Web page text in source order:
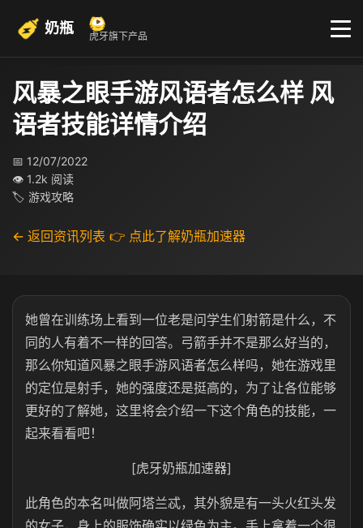
奶瓶 虎牙旗下产品
风暴之眼手游风语者怎么样 风
语者技能详情介绍
📅 12/07/2022
👁 1.2k 阅读
🏷 游戏攻略
← 返回资讯列表 👉 点此了解奶瓶加速器
她曾在训练场上看到一位老是问学生们射箭是什么，不
同的人有着不一样的回答。弓箭手并不是那么好当的，
那么你知道风暴之眼手游风语者怎么样吗，她在游戏里
的定位是射手，她的强度还是挺高的，为了让各位能够
更好的了解她，这里将会介绍一下这个角色的技能，一
起来看看吧！
[虎牙奶瓶加速器]
此角色的本名叫做阿塔兰忒，其外貌是有一头火红头发